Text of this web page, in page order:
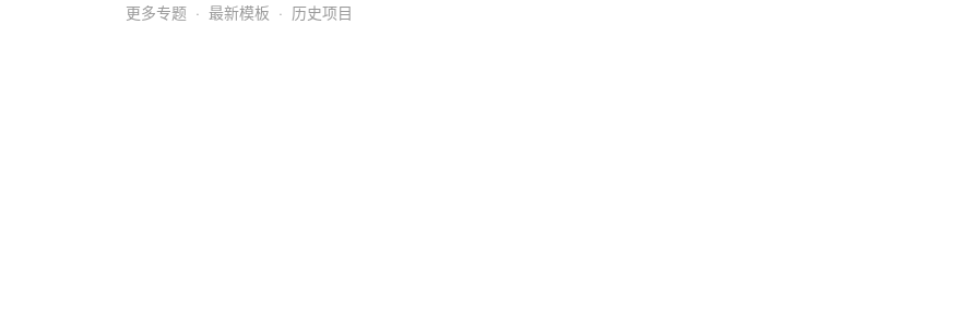
更多专题 · 最新模板 · 历史项目